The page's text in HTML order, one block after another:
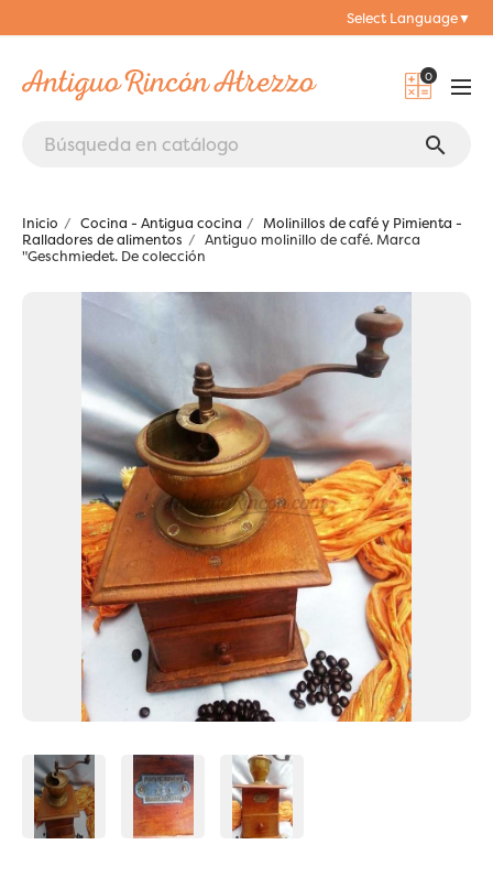
Select Language▼
0
search
Inicio Cocina - Antigua cocina
Molinillos de café y Pimienta -
Ralladores de alimentos
Antiguo molinillo de café. Marca
"Geschmiedet. De colección